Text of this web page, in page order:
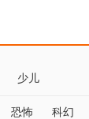
少儿
恐怖 科幻